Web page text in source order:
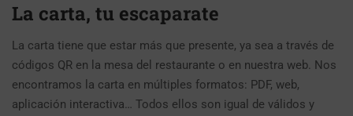
La carta, tu escaparate
La carta tiene que estar más que presente, ya sea a través de
códigos QR en la mesa del restaurante o en nuestra web. Nos
encontramos la carta en múltiples formatos: PDF, web,
aplicación interactiva… Todos ellos son igual de válidos y